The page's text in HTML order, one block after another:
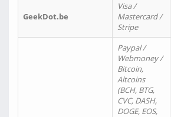
GeekDot.be
Visa /
Mastercard /
Stripe
Paypal /
Webmoney /
Bitcoin,
Altcoins
(BCH, BTG,
CVC, DASH,
DOGE, EOS,